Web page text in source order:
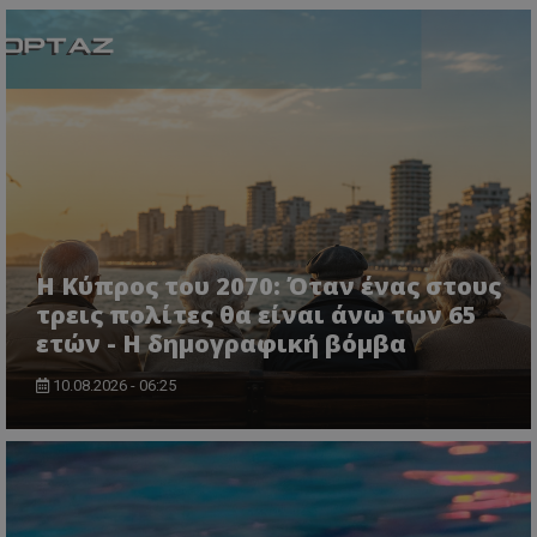
Η Κύπρος του 2070: Όταν ένας στους
τρεις πολίτες θα είναι άνω των 65
ετών - Η δημογραφική βόμβα
10.08.2026 - 06:25
VISITOR_PRIVACY_METADATA
YouTube
.youtube.com